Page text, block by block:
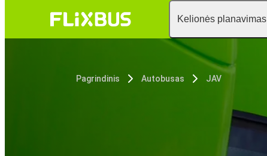
Kelionės planavimas
Pagrindinis Autobusas JAV